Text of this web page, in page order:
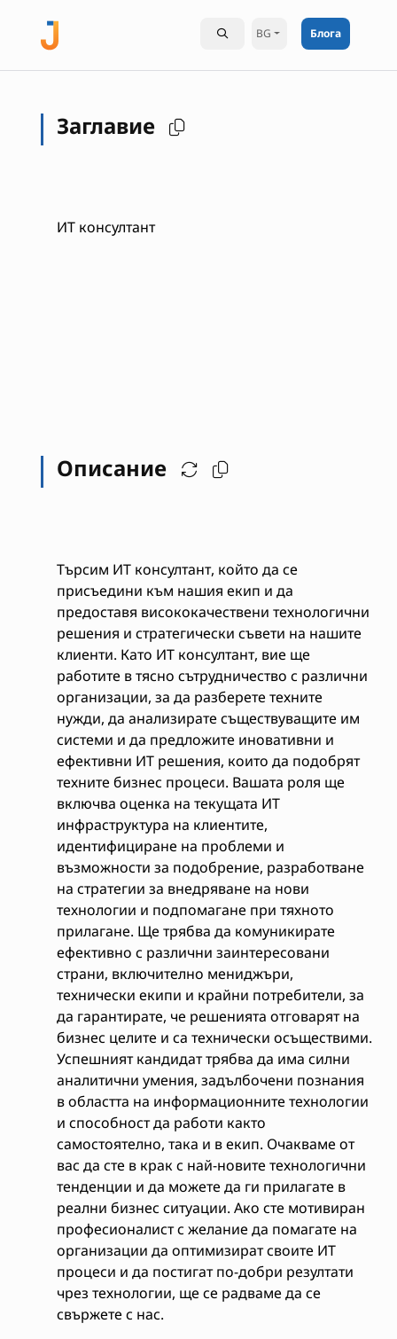
BG Блога
Заглавие
ИТ консултант
Описание
Търсим ИТ консултант, който да се
присъедини към нашия екип и да
предоставя висококачествени технологични
решения и стратегически съвети на нашите
клиенти. Като ИТ консултант, вие ще
работите в тясно сътрудничество с различни
организации, за да разберете техните
нужди, да анализирате съществуващите им
системи и да предложите иновативни и
ефективни ИТ решения, които да подобрят
техните бизнес процеси. Вашата роля ще
включва оценка на текущата ИТ
инфраструктура на клиентите,
идентифициране на проблеми и
възможности за подобрение, разработване
на стратегии за внедряване на нови
технологии и подпомагане при тяхното
прилагане. Ще трябва да комуникирате
ефективно с различни заинтересовани
страни, включително мениджъри,
технически екипи и крайни потребители, за
да гарантирате, че решенията отговарят на
бизнес целите и са технически осъществими.
Успешният кандидат трябва да има силни
аналитични умения, задълбочени познания
в областта на информационните технологии
и способност да работи както
самостоятелно, така и в екип. Очакваме от
вас да сте в крак с най-новите технологични
тенденции и да можете да ги прилагате в
реални бизнес ситуации. Ако сте мотивиран
професионалист с желание да помагате на
организации да оптимизират своите ИТ
процеси и да постигат по-добри резултати
чрез технологии, ще се радваме да се
свържете с нас.